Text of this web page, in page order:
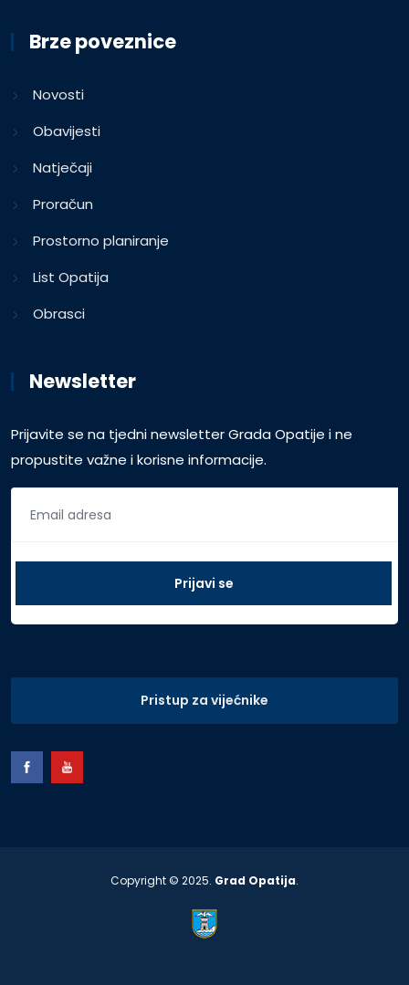
Brze poveznice
Novosti
Obavijesti
Natječaji
Proračun
Prostorno planiranje
List Opatija
Obrasci
Newsletter
Prijavite se na tjedni newsletter Grada Opatije i ne
propustite važne i korisne informacije.
Pristup za vijećnike
Copyright © 2025. Grad Opatija.